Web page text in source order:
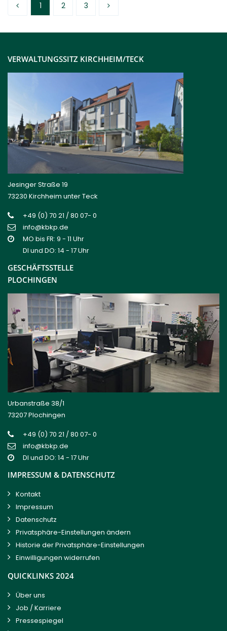
1 2 3
VERWALTUNGSSITZ KIRCHHEIM/TECK
Jesinger Straße 19
73230 Kirchheim unter Teck
+49 (0) 70 21 / 80 07- 0
info@kbkp.de
MO bis FR: 9 - 11 Uhr
DI und DO: 14 - 17 Uhr
GESCHÄFTSSTELLE
PLOCHINGEN
Urbanstraße 38/1
73207 Plochingen
+49 (0) 70 21 / 80 07- 0
info@kbkp.de
DI und DO: 14 - 17 Uhr
IMPRESSUM & DATENSCHUTZ
Kontakt
Impressum
Datenschutz
Privatsphäre-Einstellungen ändern
Historie der Privatsphäre-Einstellungen
Einwilligungen widerrufen
QUICKLINKS 2024
Über uns
Job / Karriere
Pressespiegel